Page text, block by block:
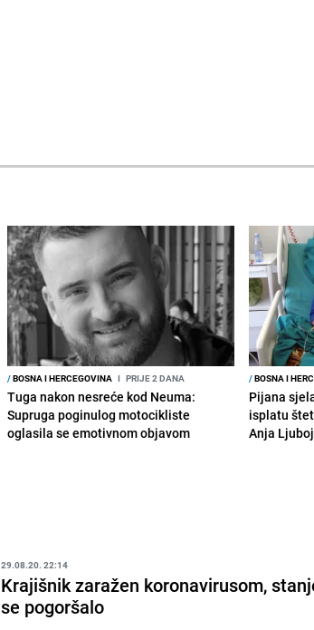
/BOSNA I HERCEGOVINA I PRIJE 2 DANA
Tuga nakon nesreće kod Neuma:
Supruga poginulog motocikliste
oglasila se emotivnom objavom
/BOSNA I
Pijana
isplatu
Anja
29.08.20. 22:14
Krajišnik zaražen koronavirusom,
se pogoršalo